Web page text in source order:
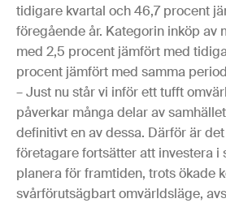
tidigare kvartal och 46,7 procent
föregående år. Kategorin inköp av
med 2,5 procent jämfört med
procent jämfört med samma
– Just nu står vi inför ett tufft
påverkar många delar av
definitivt en av dessa. Därför är
företagare fortsätter att investera i
planera för framtiden, trots ökade
svårförutsägbart omvärldsläge,